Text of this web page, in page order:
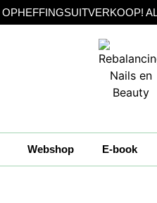
Webshop E-book